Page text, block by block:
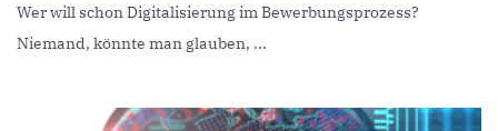
Wer will schon Digitalisierung im Bewerbungsprozess?
Niemand, könnte man glauben, ...